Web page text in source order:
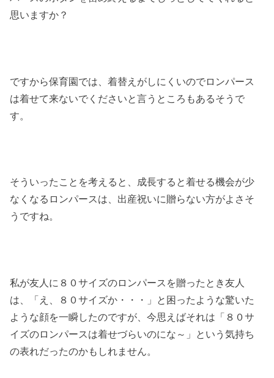
思いますか？
ですから保育園では、着替えがしにくいのでロンパース
は着せて来ないでくださいと言うところもあるそうで
す。
そういったことを考えると、成長すると着せる機会が少
なくなるロンパースは、出産祝いに贈らない方がよさそ
うですね。
私が友人に８０サイズのロンパースを贈ったとき友人
は、「え、８０サイズか・・・」と困ったような驚いた
ような顔を一瞬したのですが、今思えばそれは「８０サ
イズのロンパースは着せづらいのにな～」という気持ち
の表れだったのかもしれません。